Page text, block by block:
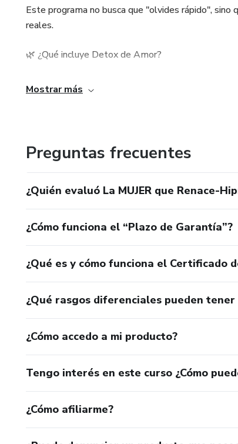
Este programa no busca que "olvides rápido", sino
reales.
🌿 ¿Qué incluye Detox de Amor?
✔️ Ebook terapéutico con ejercicios de sanación
✔️ Rituales para cerrar ciclos y reconectar contigo
💡 Ideal para mujeres que:
Se sienten emocionalmente agotadas después de
Buscan un proceso práctico, íntimo y con respaldo
Haz tu Detox de Amor hoy.
Mostrar más
Preguntas frecuentes
¿Quién evaluó La MUJER que Renace-
¿Cómo funciona el “Plazo de Garantía”?
¿Qué es y cómo funciona el Certificado
¿Qué rasgos diferenciales pueden
¿Cómo accedo a mi producto?
Tengo interés en este curso ¿Cómo
¿Cómo afiliarme?